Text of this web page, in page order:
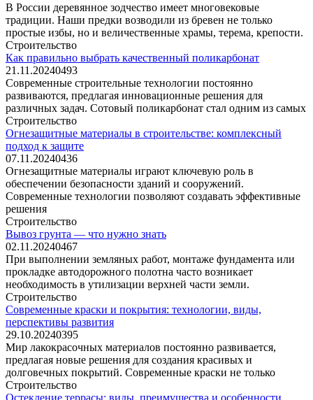
В России деревянное зодчество имеет многовековые
традиции. Наши предки возводили из бревен не только
простые избы, но и величественные храмы, терема, крепости.
Строительство
Как правильно выбрать качественный поликарбонат
21.11.20240493
Современные строительные технологии постоянно
развиваются, предлагая инновационные решения для
различных задач. Сотовый поликарбонат стал одним из самых
Строительство
Огнезащитные материалы в строительстве: комплексный
подход к защите
07.11.20240436
Огнезащитные материалы играют ключевую роль в
обеспечении безопасности зданий и сооружений.
Современные технологии позволяют создавать эффективные
решения
Строительство
Вывоз грунта — что нужно знать
02.11.20240467
При выполнении земляных работ, монтаже фундамента или
прокладке автодорожного полотна часто возникает
необходимость в утилизации верхней части земли.
Строительство
Современные краски и покрытия: технологии, виды,
перспективы развития
29.10.20240395
Мир лакокрасочных материалов постоянно развивается,
предлагая новые решения для создания красивых и
долговечных покрытий. Современные краски не только
Строительство
Остекление террасы: виды, преимущества и особенности